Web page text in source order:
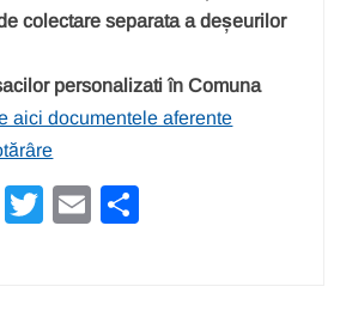
colectare separata a deșeurilor
personalizati în Comuna
aici documentele aferente
M
T
E